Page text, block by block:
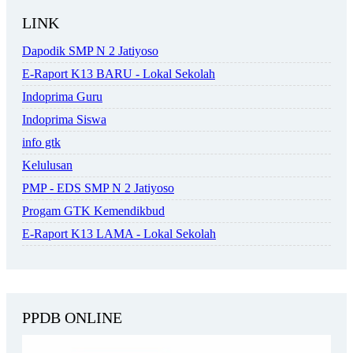
LINK
Dapodik SMP N 2 Jatiyoso
E-Raport K13 BARU - Lokal Sekolah
Indoprima Guru
Indoprima Siswa
info gtk
Kelulusan
PMP - EDS SMP N 2 Jatiyoso
Progam GTK Kemendikbud
E-Raport K13 LAMA - Lokal Sekolah
PPDB ONLINE